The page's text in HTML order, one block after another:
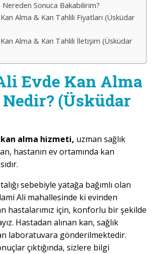
Nereden Sonuca Bakabilirim?
Alma & Kan Tahlili Fiyatları (Üsküdar
Alma & Kan Tahlili İletişim (Üsküdar
Evde Kan Alma
(Üsküdar
alma hizmeti, uzman sağlık
hastanın ev ortamında kan
sebebiyle yatağa bağımlı olan
Ali mahallesinde ki evinden
hastalarımız için, konforlu bir şekilde
Hastadan alınan kan, sağlık
laboratuvara gönderilmektedir.
çıktığında, sizlere bilgi